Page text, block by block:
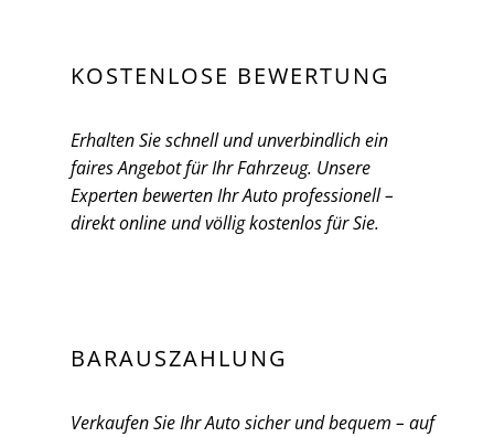
KOSTENLOSE BEWERTUNG
Erhalten Sie schnell und unverbindlich ein
faires Angebot für Ihr Fahrzeug. Unsere
Experten bewerten Ihr Auto professionell –
direkt online und völlig kostenlos für Sie.
BARAUSZAHLUNG
Verkaufen Sie Ihr Auto sicher und bequem – auf